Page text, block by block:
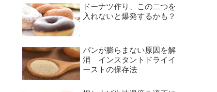
ドーナツ作り、この二つを
入れないと爆発するかも？
パンが膨らまない原因を解
消 インスタントドライイ
ーストの保存法